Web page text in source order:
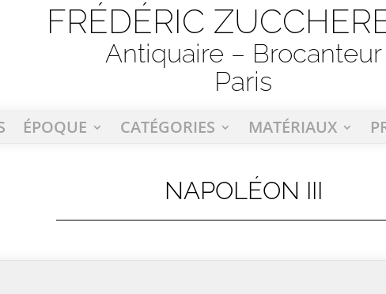
FRÉDÉRIC
Antiquaire – Brocanteur
Paris
ÉPOQUE CATÉGORIES MATÉRIAUX
NAPOLÉON III